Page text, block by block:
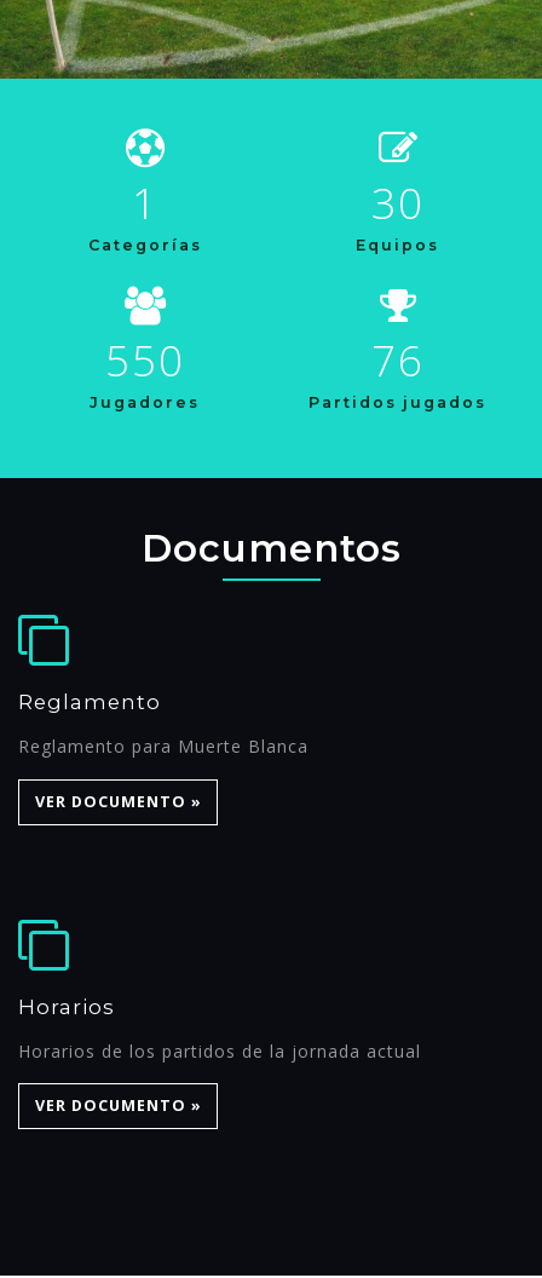
1
Categorías
30
Equipos
550
Jugadores
76
Partidos jugados
Documentos
Reglamento
Reglamento para Muerte Blanca
VER DOCUMENTO »
Horarios
Horarios de los partidos de la jornada actual
VER DOCUMENTO »